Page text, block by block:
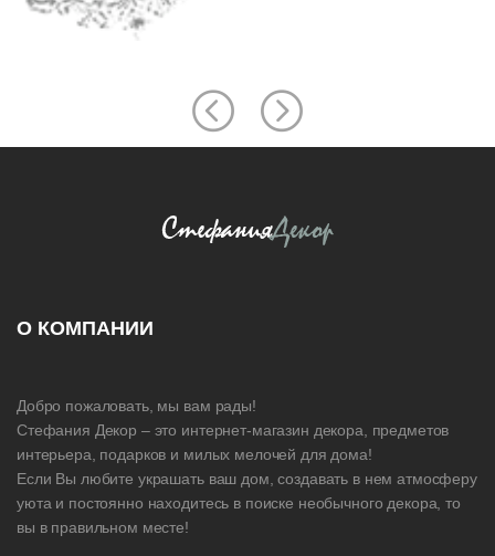
О КОМПАНИИ
Добро пожаловать, мы вам рады!
Стефания Декор – это интернет-магазин декора, предметов
интерьера, подарков и милых мелочей для дома!
Если Вы любите украшать ваш дом, создавать в нем атмосферу
уюта и постоянно находитесь в поиске необычного декора, то
вы в правильном месте!